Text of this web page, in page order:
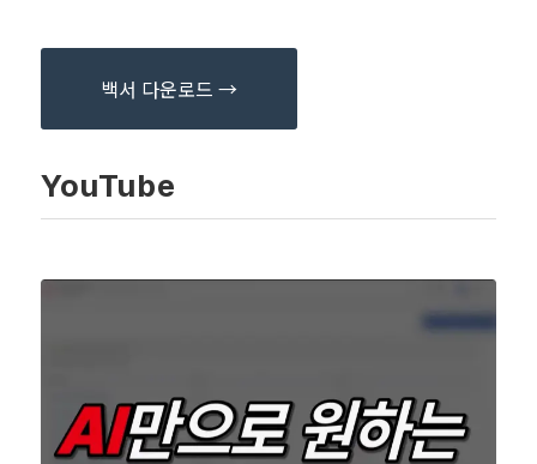
백서 다운로드 →
YouTube